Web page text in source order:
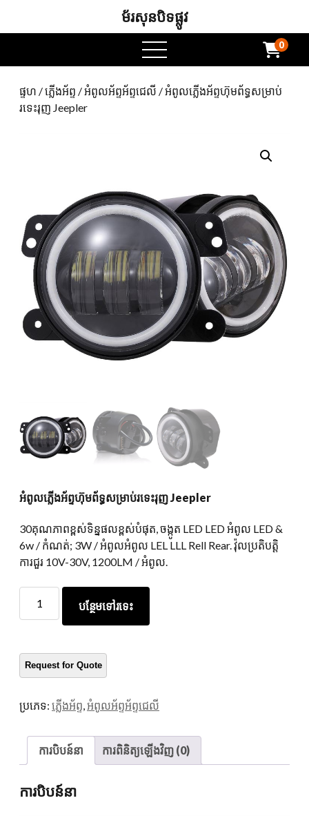
ម័រសុនបិទផ្លូវ
ម៉ឺនុយបើក 0
ផ្ទហ /ភ្លើងអ័ព្ទ /អំពូលអ័ព្ទអ័ព្ទជេលី / អំពូលភ្លើងអ័ព្ទហ៊ុមព័ទ្ធសម្រាប់
រទេះរុញ Jeepler
អំពូលភ្លើងអ័ព្ទហ៊ុមព័ទ្ធសម្រាប់រទេះរុញ Jeepler
30គុណភាពខ្ពស់ទិន្នផលខ្ពស់បំផុត, ចង្កូត LED LED អំពូល LED &
6w / កំណត់; 3W / អំពូលអំពូល LEL LLL Rell Rear. វ៉ុលប្រតិបត្តិ
ការជួរ 10V-30V, 1200LM / អំពូល.
ព័ទ្ធ
សម្រាប់
Jeepler
បន្ថែមទៅរទេះ
ប្រភេទ: ភ្លើងអ័ព្ទ អំពូលអ័ព្ទអ័ព្ទជេលី
ការបិបន៍នា ការពិនិត្យឡើងវិញ (0)
ការបិបន៍នា